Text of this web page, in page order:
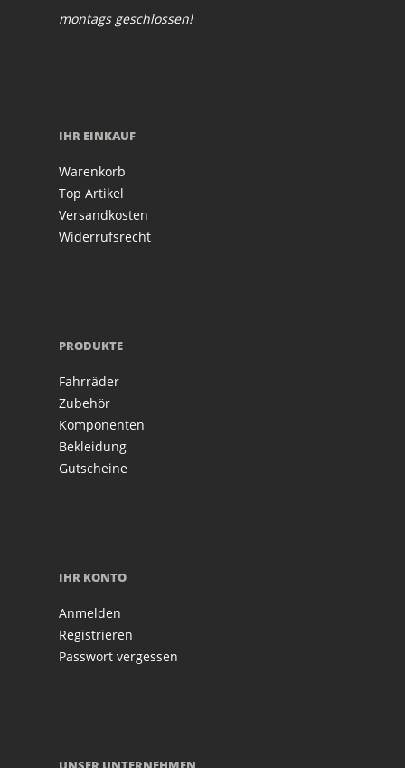
montags geschlossen!
IHR EINKAUF
Warenkorb
Top Artikel
Versandkosten
Widerrufsrecht
PRODUKTE
Fahrräder
Zubehör
Komponenten
Bekleidung
Gutscheine
IHR KONTO
Anmelden
Registrieren
Passwort vergessen